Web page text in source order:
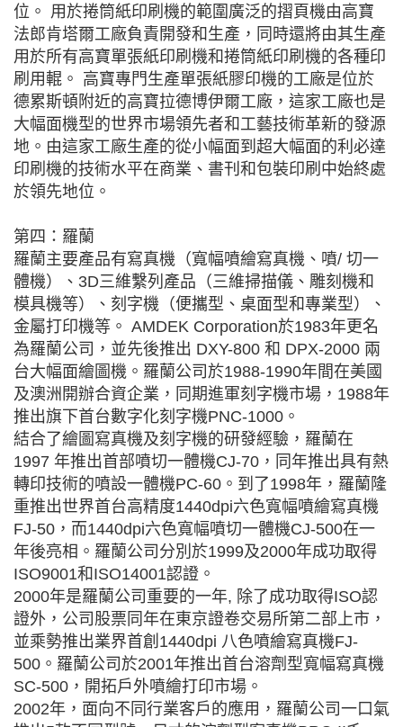
位。 用於捲筒紙印刷機的範圍廣泛的摺頁機由高寶
法郎肯塔爾工廠負責開發和生產，同時還將由其生產
用於所有高寶單張紙印刷機和捲筒紙印刷機的各種印
刷用輥。 高寶專門生產單張紙膠印機的工廠是位於
德累斯頓附近的高寶拉德博伊爾工廠，這家工廠也是
大幅面機型的世界市場領先者和工藝技術革新的發源
地。由這家工廠生產的從小幅面到超大幅面的利必達
印刷機的技術水平在商業、書刊和包裝印刷中始終處
於領先地位。
第四：羅蘭
羅蘭主要產品有寫真機（寬幅噴繪寫真機、噴/ 切一
體機）、3D三維繫列產品（三維掃描儀、雕刻機和
模具機等）、刻字機（便攜型、桌面型和專業型）、
金屬打印機等。 AMDEK Corporation於1983年更名
為羅蘭公司，並先後推出 DXY-800 和 DPX-2000 兩
台大幅面繪圖機。羅蘭公司於1988-1990年間在美國
及澳洲開辦合資企業，同期進軍刻字機市場，1988年
推出旗下首台數字化刻字機PNC-1000。
結合了繪圖寫真機及刻字機的研發經驗，羅蘭在
1997 年推出首部噴切一體機CJ-70，同年推出具有熱
轉印技術的噴設一體機PC-60。到了1998年，羅蘭隆
重推出世界首台高精度1440dpi六色寬幅噴繪寫真機
FJ-50，而1440dpi六色寬幅噴切一體機CJ-500在一
年後亮相。羅蘭公司分別於1999及2000年成功取得
ISO9001和ISO14001認證。
2000年是羅蘭公司重要的一年, 除了成功取得ISO認
證外，公司股票同年在東京證卷交易所第二部上市，
並乘勢推出業界首創1440dpi 八色噴繪寫真機FJ-
500。羅蘭公司於2001年推出首台溶劑型寬幅寫真機
SC-500，開拓戶外噴繪打印市場。
2002年，面向不同行業客戶的應用，羅蘭公司一口氣